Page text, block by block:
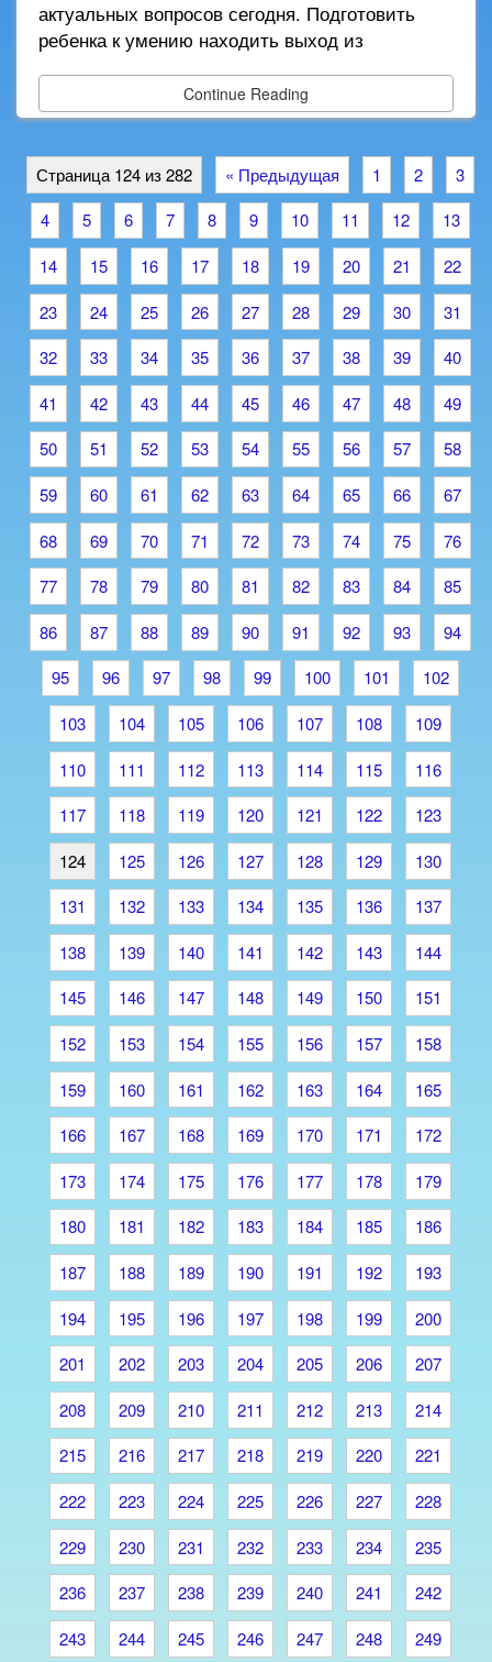
актуальных вопросов сегодня. Подготовить
ребенка к умению находить выход из
Continue Reading
Страница 124 из 282 « Предыдущая 1 2
3
4
5 6 7 8 9 10 11 12
13
14
15 16 17 18 19 20 21
22
23
24 25 26 27 28 29 30
31
32
33 34 35 36 37 38 39
40
41
42 43 44 45 46 47 48
49
50
51 52 53 54 55 56 57
58
59
60 61 62 63 64 65 66
67
68
69 70 71 72 73 74 75
76
77
78 79 80 81 82 83 84
85
86
87 88 89 90 91 92 93
94
95
96 97 98 99 100 101
102
103
104 105 106 107 108
109
110
111 112 113 114 115
116
117
118 119 120 121 122
123
124
125 126 127 128 129
130
131
132 133 134 135 136
137
138
139 140 141 142 143
144
145
146 147 148 149 150
151
152
153 154 155 156 157
158
159
160 161 162 163 164
165
166
167 168 169 170 171
172
173
174 175 176 177 178
179
180
181 182 183 184 185
186
187
188 189 190 191 192
193
194
195 196 197 198 199
200
201
202 203 204 205 206
207
208
209 210 211 212 213
214
215
216 217 218 219 220
221
222
223 224 225 226 227
228
229
230 231 232 233 234
235
236
237 238 239 240 241
242
243
244 245 246 247 248 249